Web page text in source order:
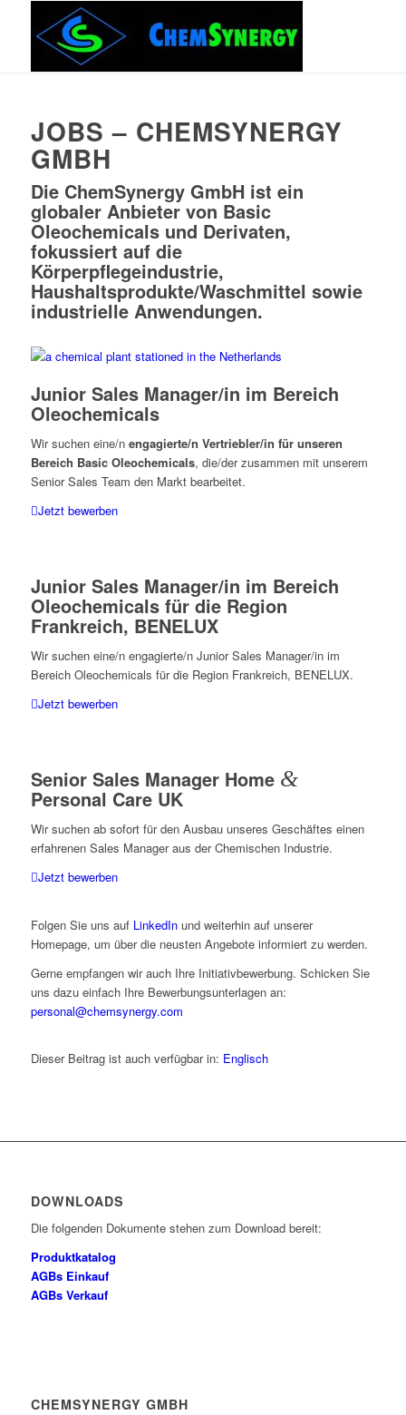
JOBS – CHEMSYNERGY
GMBH
Die ChemSynergy GmbH ist ein
globaler Anbieter von Basic
Oleochemicals und Derivaten,
fokussiert auf die
Körperpflegeindustrie,
Haushaltsprodukte/Waschmittel sowie
industrielle Anwendungen.
Junior Sales Manager/in im Bereich
Oleochemicals
Wir suchen eine/n engagierte/n Vertriebler/in für unseren
Bereich Basic Oleochemicals, die/der zusammen mit unserem
Senior Sales Team den Markt bearbeitet.
Jetzt bewerben
Junior Sales Manager/in im Bereich
Oleochemicals für die Region
Frankreich, BENELUX
Wir suchen eine/n engagierte/n Junior Sales Manager/in im
Bereich Oleochemicals für die Region Frankreich, BENELUX.
Jetzt bewerben
Senior Sales Manager Home &
Personal Care UK
Wir suchen ab sofort für den Ausbau unseres Geschäftes einen
erfahrenen Sales Manager aus der Chemischen Industrie.
Jetzt bewerben
Folgen Sie uns auf LinkedInund weiterhin auf unserer
Homepage, um über die neusten Angebote informiert zu werden.
Gerne empfangen wir auch Ihre Initiativbewerbung. Schicken Sie
uns dazu einfach Ihre Bewerbungsunterlagen an:
personal@chemsynergy.com
Dieser Beitrag ist auch verfügbar in: Englisch
DOWNLOADS
Die folgenden Dokumente stehen zum Download bereit:
Produktkatalog
AGBs Einkauf
AGBs Verkauf
CHEMSYNERGY GMBH